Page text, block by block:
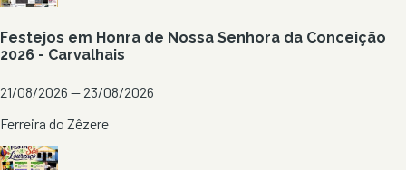
Festejos em Honra de Nossa Senhora da Conceição
2026 - Carvalhais
21/08/2026 — 23/08/2026
Ferreira do Zêzere